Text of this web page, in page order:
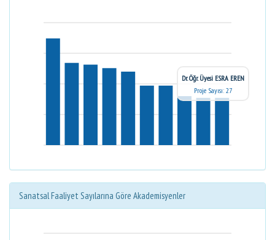
Dr. Öğr. Üyesi ESRA EREN
Proje Sayısı: 27
Sanatsal Faaliyet Sayılarına Göre Akademisyenler